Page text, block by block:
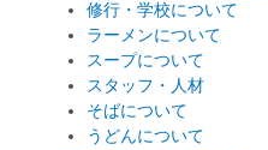
修行・学校について
ラーメンについて
スープについて
スタッフ・人材
そばについて
うどんについて